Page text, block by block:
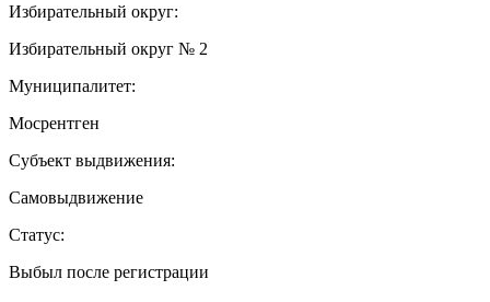
Избирательный округ:
Избирательный округ № 2
Муниципалитет:
Мосрентген
Субъект выдвижения:
Самовыдвижение
Статус:
Выбыл после регистрации